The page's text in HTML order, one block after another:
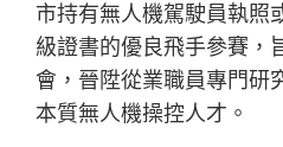
市持有無人機駕駛員執照
級證書的優良飛手參賽，
會，晉陞從業職員專門研
本質無人機操控人才。